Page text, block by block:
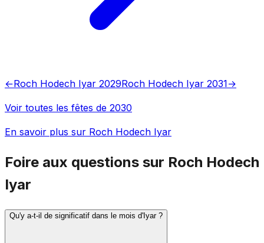
←Roch Hodech Iyar 2029Roch Hodech Iyar 2031→
Voir toutes les fêtes de 2030
En savoir plus sur Roch Hodech Iyar
Foire aux questions sur Roch Hodech
Iyar
Qu'y a-t-il de significatif dans le mois d'Iyar ?